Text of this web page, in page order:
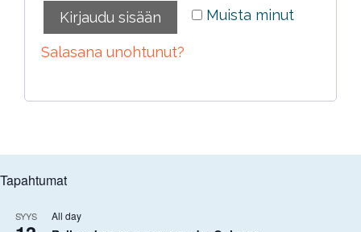
Muista minut
Kirjaudu sisään
Salasana unohtunut?
Tapahtumat
SYYS All day